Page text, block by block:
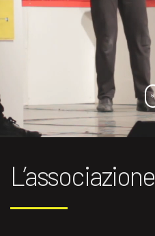
L’associazione